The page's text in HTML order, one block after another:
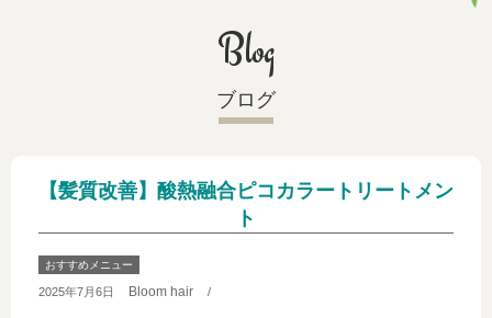
Blog
ブログ
【髪質改善】酸熱融合ピコカラートリートメン
ト
おすすめメニュー
2025年7月6日 Bloom hair /